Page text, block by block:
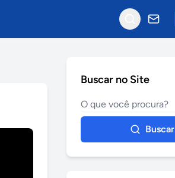
Buscar no Site
Buscar